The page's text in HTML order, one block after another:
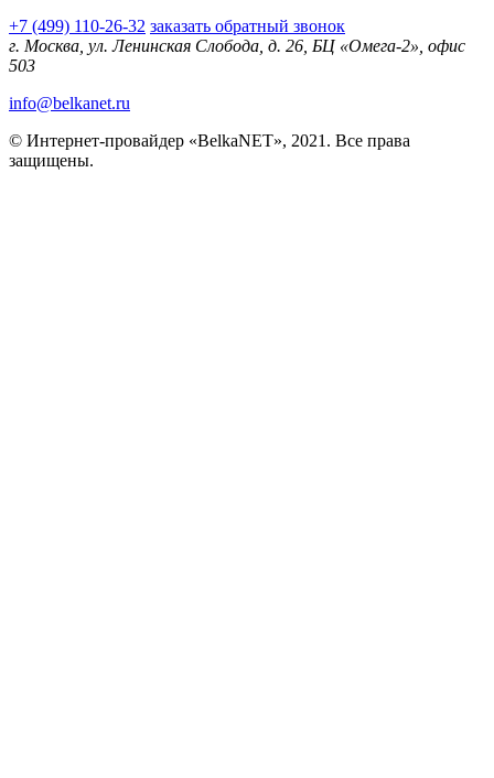
+7 (499) 110-26-32 заказать обратный звонок
г. Москва, ул. Ленинская Слобода, д. 26, БЦ «Омега-2», офис
503
info@belkanet.ru
© Интернет-провайдер «BelkaNET», 2021. Все права
защищены.